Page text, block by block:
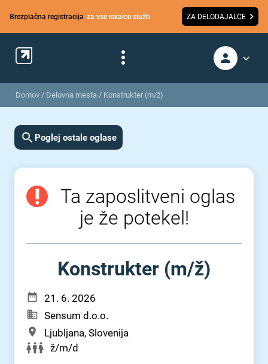
Brezplačna registracija za vse iskalce služb ZA DELODAJALCE
Domov / Delovna mesta / Konstrukter (m/ž)
Poglej ostale oglase
Ta zaposlitveni oglas
je že potekel!
Konstrukter (m⁠/⁠ž)
21. 6. 2026
Sensum d.o.o.
Ljubljana, Slovenija
ž/m/d